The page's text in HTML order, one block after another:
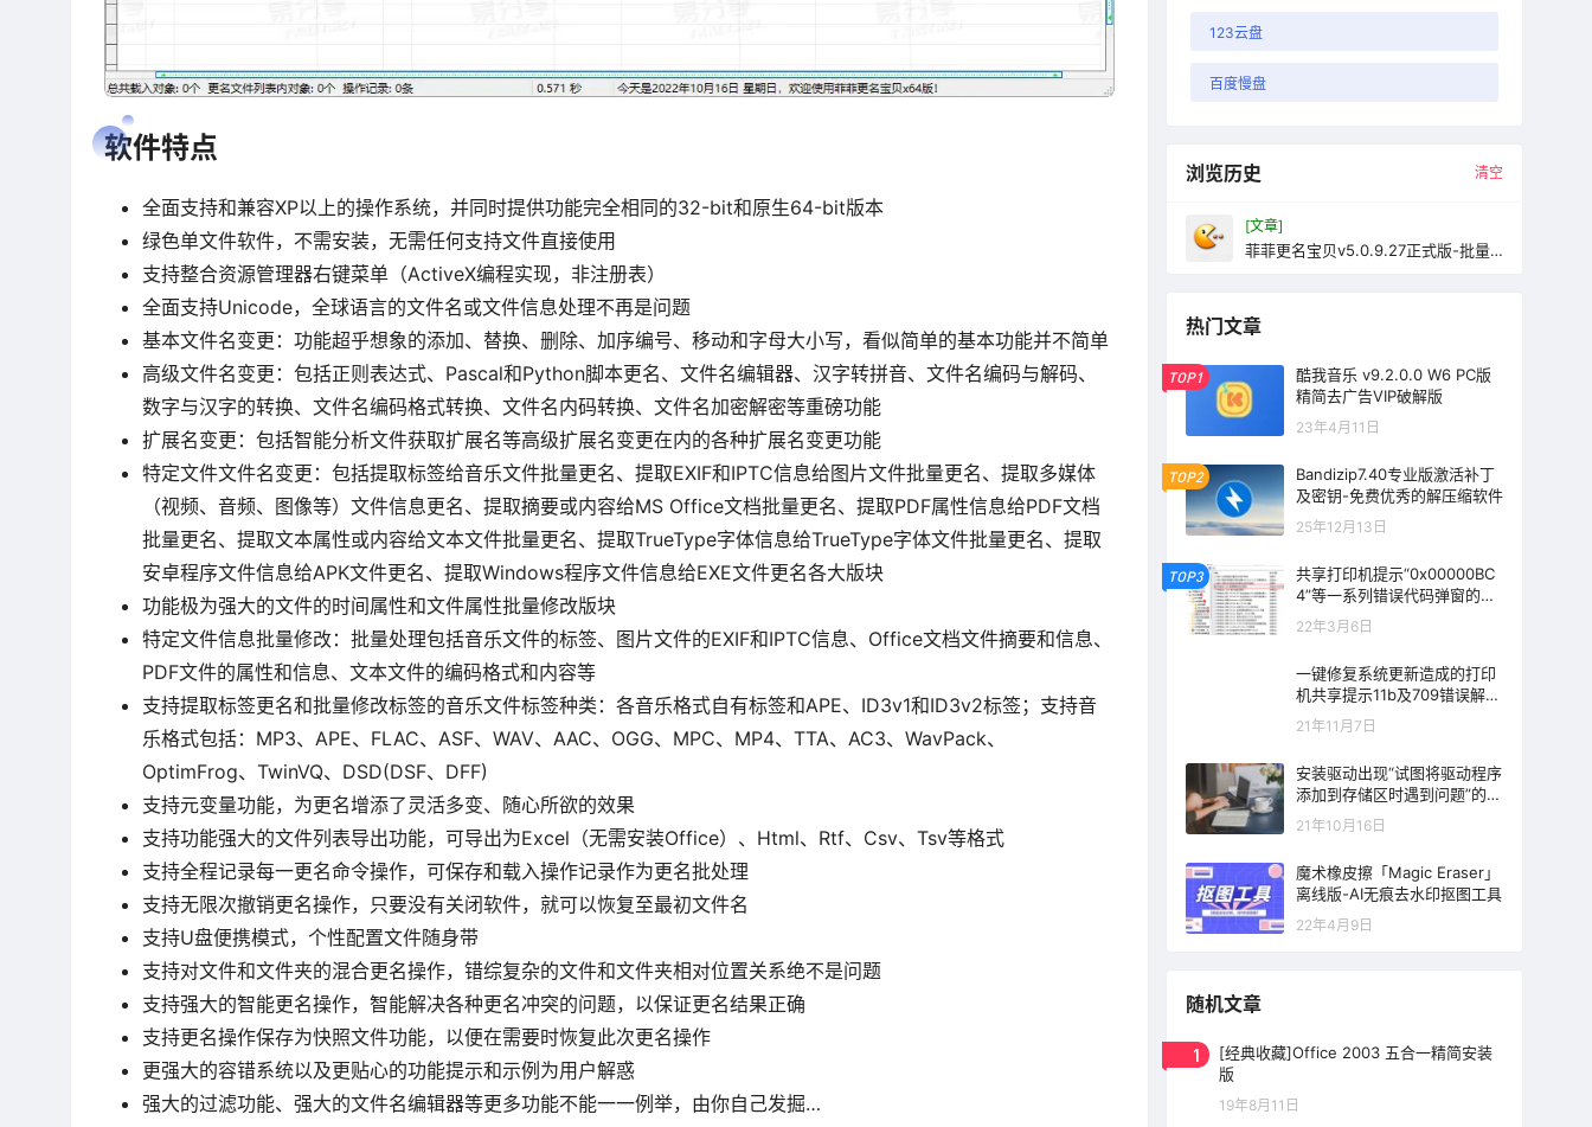
软件特点
全面支持和兼容XP以上的操作系统，并同时提供功能完全相同的32-bit和原生64-bit版本
绿色单文件软件，不需安装，无需任何支持文件直接使用
支持整合资源管理器右键菜单（ActiveX编程实现，非注册表）
全面支持Unicode，全球语言的文件名或文件信息处理不再是问题
基本文件名变更：功能超乎想象的添加、替换、删除、加序编号、移动和字母大小写，看似简单的基本功能并不简单
高级文件名变更：包括正则表达式、Pascal和Python脚本更名、文件名编辑器、汉字转拼音、文件名编码与解码、
数字与汉字的转换、文件名编码格式转换、文件名内码转换、文件名加密解密等重磅功能
扩展名变更：包括智能分析文件获取扩展名等高级扩展名变更在内的各种扩展名变更功能
特定文件文件名变更：包括提取标签给音乐文件批量更名、提取EXIF和IPTC信息给图片文件批量更名、提取多媒体
（视频、音频、图像等）文件信息更名、提取摘要或内容给MS Office文档批量更名、提取PDF属性信息给PDF文档
批量更名、提取文本属性或内容给文本文件批量更名、提取TrueType字体信息给TrueType字体文件批量更名、提取
安卓程序文件信息给APK文件更名、提取Windows程序文件信息给EXE文件更名各大版块
功能极为强大的文件的时间属性和文件属性批量修改版块
特定文件信息批量修改：批量处理包括音乐文件的标签、图片文件的EXIF和IPTC信息、Office文档文件摘要和信息、
PDF文件的属性和信息、文本文件的编码格式和内容等
支持提取标签更名和批量修改标签的音乐文件标签种类：各音乐格式自有标签和APE、ID3v1和ID3v2标签；支持音
乐格式包括：MP3、APE、FLAC、ASF、WAV、AAC、OGG、MPC、MP4、TTA、AC3、WavPack、
OptimFrog、TwinVQ、DSD(DSF、DFF)
支持元变量功能，为更名增添了灵活多变、随心所欲的效果
支持功能强大的文件列表导出功能，可导出为Excel（无需安装Office）、Html、Rtf、Csv、Tsv等格式
支持全程记录每一更名命令操作，可保存和载入操作记录作为更名批处理
支持无限次撤销更名操作，只要没有关闭软件，就可以恢复至最初文件名
支持U盘便携模式，个性配置文件随身带
支持对文件和文件夹的混合更名操作，错综复杂的文件和文件夹相对位置关系绝不是问题
支持强大的智能更名操作，智能解决各种更名冲突的问题，以保证更名结果正确
支持更名操作保存为快照文件功能，以便在需要时恢复此次更名操作
更强大的容错系统以及更贴心的功能提示和示例为用户解惑
强大的过滤功能、强大的文件名编辑器等更多功能不能一一例举，由你自己发掘…
123云盘
百度慢盘
浏览历史 清空
[文章]
菲菲更名宝贝v5.0.9.27正式版-批量
热门文章
TOP1
酷我音乐 v9.2.0.0 W6 PC版
精简去广告VIP破解版
23年4月11日
TOP2
Bandizip7.40专业版激活补丁
及密钥-免费优秀的解压缩软件
25年12月13日
TOP3
共享打印机提示“0x00000BC
4”等一系列错误代码弹窗的解
决方法
22年3月6日
一键修复系统更新造成的打印
机共享提示11b及709错误解决
方法
21年11月7日
安装驱动出现“试图将驱动程序
添加到存储区时遇到问题”的错
误提示解决方法
21年10月16日
魔术橡皮擦「Magic Eraser」
离线版-AI无痕去水印抠图工具
22年4月9日
随机文章
1
[经典收藏]Office 2003 五合一精简安装
版
19年8月11日